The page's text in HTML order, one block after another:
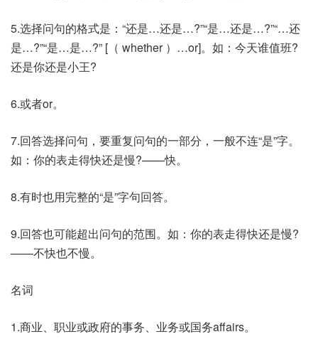
5.选择问句的格式是：“还是…还是…?”“是…还是…?”“…还
是…?”“是…是…?” [（ whether ）…or]。如：今天谁值班?
还是你还是小王?
6.或者or。
7.回答选择问句，要重复问句的一部分，一般不连“是”字。
如：你的表走得快还是慢?——快。
8.有时也用完整的“是”字句回答。
9.回答也可能超出问句的范围。如：你的表走得快还是慢?
——不快也不慢。
名词
1.商业、职业或政府的事务、业务或国务affairs。